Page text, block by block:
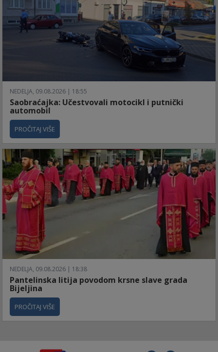
NEDELJA, 09.08.2026 | 18:55
Saobraćajka: Učestvovali motocikl i putnički
automobil
PROČITAJ VIŠE
NEDELJA, 09.08.2026 | 18:38
Pantelinska litija povodom krsne slave grada
Bijeljina
PROČITAJ VIŠE